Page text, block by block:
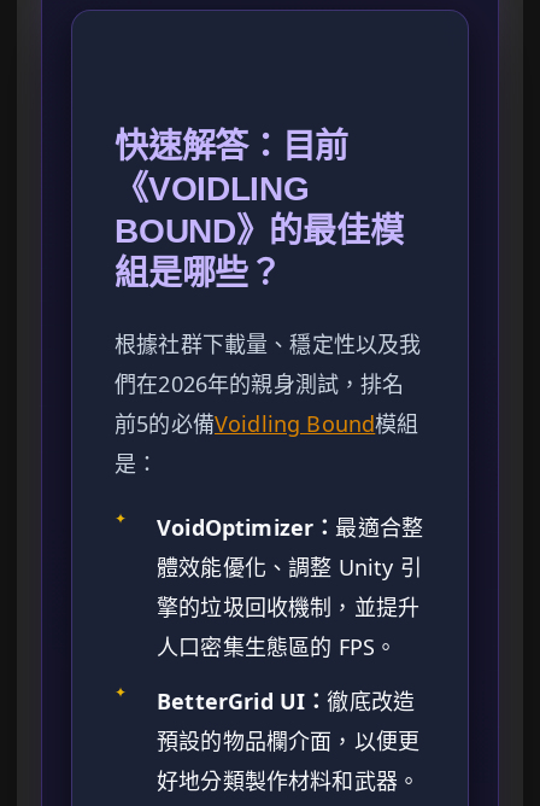
快速解答：目前
《VOIDLING
BOUND》的最佳模
組是哪些？
根據社群下載量、穩定性以及我
們在2026年的親身測試，排名
前5的必備Voidling Bound模組
是：
✦ VoidOptimizer：最適合整
體效能優化、調整 Unity 引
擎的垃圾回收機制，並提升
人口密集生態區的 FPS。
✦ BetterGrid UI：徹底改造
預設的物品欄介面，以便更
好地分類製作材料和武器。